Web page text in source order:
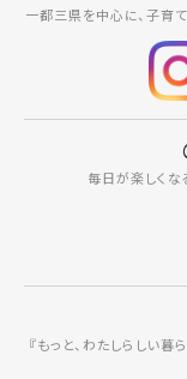
一都三県を中心に、子育
毎日が楽しくな
『もっと、わたしらしい暮